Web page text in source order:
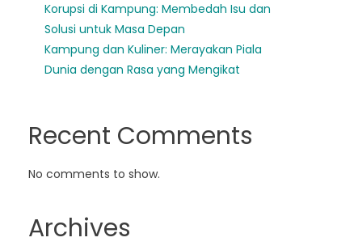
Korupsi di Kampung: Membedah Isu dan
Solusi untuk Masa Depan
Kampung dan Kuliner: Merayakan Piala
Dunia dengan Rasa yang Mengikat
Recent Comments
No comments to show.
Archives